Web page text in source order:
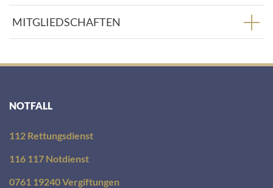
MITGLIEDSCHAFTEN
NOTFALL
112 Rettungsdienst
116 117 Notdienst
0761 19240 Vergiftungen